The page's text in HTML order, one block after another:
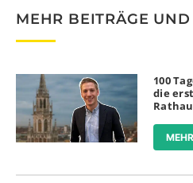
MEHR BEITRÄGE
100
die